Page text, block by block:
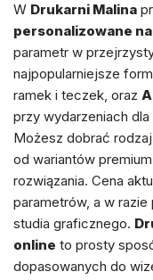
W Drukarni Malina
personalizowane
parametr w
najpopularniejsze
ramek i teczek, oraz
przy wydarzeniach
Możesz dobrać
od wariantów
rozwiązania. Cena
parametrów, a w
studia graficznego.
online to prosty
dopasowanych do